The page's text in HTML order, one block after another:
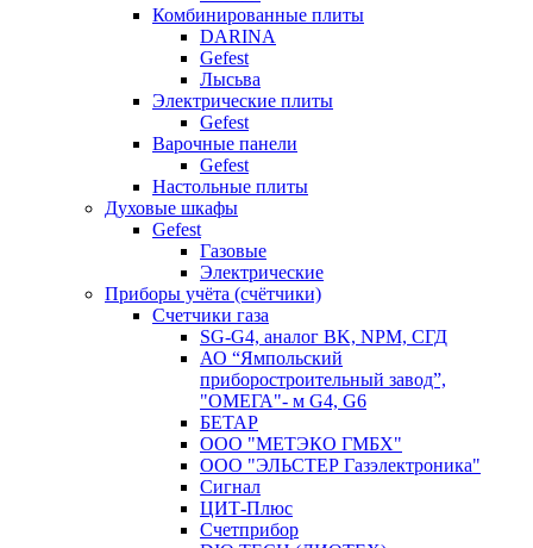
Комбинированные плиты
DARINA
Gefest
Лысьва
Электрические плиты
Gefest
Варочные панели
Gefest
Настольные плиты
Духовые шкафы
Gefest
Газовые
Электрические
Приборы учёта (счётчики)
Счетчики газа
SG-G4, аналог BK, NPM, СГД
АО “Ямпольский
приборостроительный завод”,
"ОМЕГА"- м G4, G6
БЕТАР
ООО "МЕТЭКО ГМБХ"
ООО "ЭЛЬСТЕР Газэлектроника"
Сигнал
ЦИТ-Плюс
Счетприбор